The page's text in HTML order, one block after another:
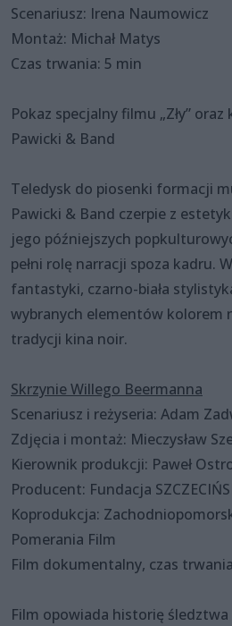
Scenariusz: Irena Naumowicz
Montaż: Michał Matys
Czas trwania: 5 min
Pokaz specjalny filmu „Zły”
Pawicki & Band
Teledysk do piosenki formacji
Pawicki & Band czerpie z
jego późniejszych
pełni rolę narracji spoza kadru.
fantastyki, czarno-biała
wybranych elementów kolorem
tradycji kina noir.
Skrzynie Willego Beermanna
Scenariusz i reżyseria: Adam
Zdjęcia i montaż: Mieczysław
Kierownik produkcji: Paweł
Producent: Fundacja
Koprodukcja:
Pomerania Film
Film dokumentalny, czas
Film opowiada historię